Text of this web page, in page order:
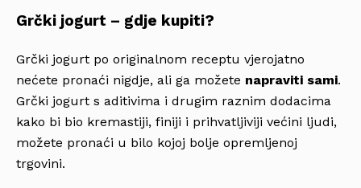
Grčki jogurt – gdje kupiti?
Grčki jogurt po originalnom receptu vjerojatno
nećete pronaći nigdje, ali ga možete napraviti sami.
Grčki jogurt s aditivima i drugim raznim dodacima
kako bi bio kremastiji, finiji i prihvatljiviji većini ljudi,
možete pronaći u bilo kojoj bolje opremljenoj
trgovini.